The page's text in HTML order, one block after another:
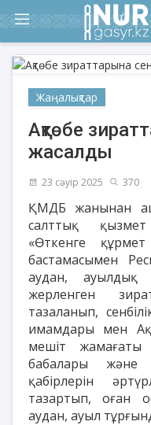
Жаңалықтар
Ақтөбе
жасалды
23 сәуір 2025 370
ҚМДБ жанынан
салттық
«Өткенге
бастамасымен
аудан, ауылдық
жерленген
тазаланып,
имамдары мен
мешіт
бабалары және
қабірлерін
тазартып, оған
аудан, ауыл